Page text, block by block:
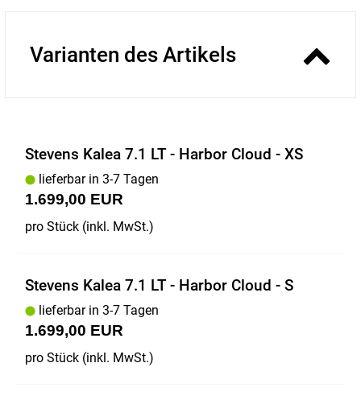
Varianten des Artikels
Stevens Kalea 7.1 LT - Harbor Cloud - XS
lieferbar in 3-7 Tagen
1.699,00 EUR
pro Stück (inkl. MwSt.)
Stevens Kalea 7.1 LT - Harbor Cloud - S
lieferbar in 3-7 Tagen
1.699,00 EUR
pro Stück (inkl. MwSt.)